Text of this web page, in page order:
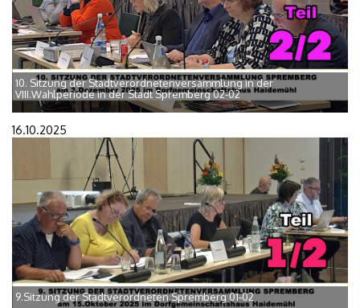
10. Sitzung der Stadtverordnetenversammlung in der
VIII.Wahlperiode in der Stadt Spremberg 02-02
16.10.2025
9.Sitzung der Stadtverordneten Spremberg 01-02